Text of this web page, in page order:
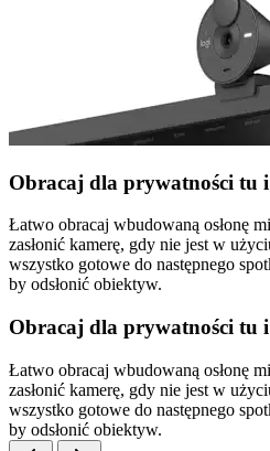
Obracaj dla prywatności tu
Łatwo obracaj wbudowaną osłonę
zasłonić kamerę, gdy nie jest w
wszystko gotowe do następnego
by odsłonić obiektyw.
Obracaj dla prywatności tu
Łatwo obracaj wbudowaną osłonę
zasłonić kamerę, gdy nie jest w
wszystko gotowe do następnego
by odsłonić obiektyw.